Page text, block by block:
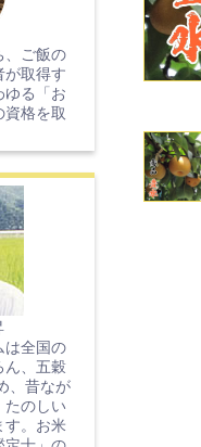
、ご飯の
が取得す
ゆる「お
格を取
は全国の
ん、五穀
、昔なが
たのしい
す。お米